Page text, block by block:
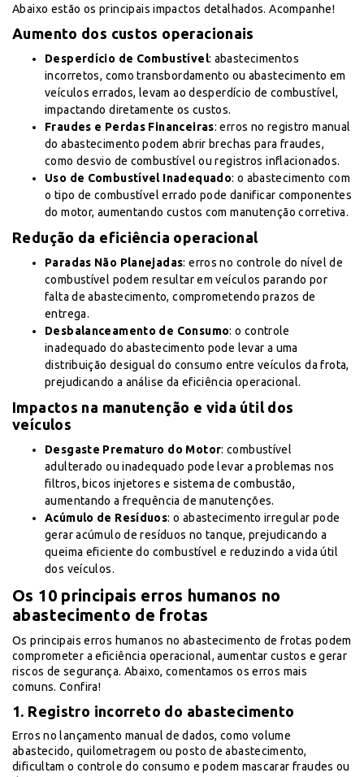
Abaixo estão os principais impactos detalhados. Acompanhe!
Aumento dos custos operacionais
Desperdício de Combustível: abastecimentos
incorretos, como transbordamento ou abastecimento em
veículos errados, levam ao desperdício de combustível,
impactando diretamente os custos.
Fraudes e Perdas Financeiras: erros no registro manual
do abastecimento podem abrir brechas para fraudes,
como desvio de combustível ou registros inflacionados.
Uso de Combustível Inadequado: o abastecimento com
o tipo de combustível errado pode danificar componentes
do motor, aumentando custos com manutenção corretiva.
Redução da eficiência operacional
Paradas Não Planejadas: erros no controle do nível de
combustível podem resultar em veículos parando por
falta de abastecimento, comprometendo prazos de
entrega.
Desbalanceamento de Consumo: o controle
inadequado do abastecimento pode levar a uma
distribuição desigual do consumo entre veículos da frota,
prejudicando a análise da eficiência operacional.
Impactos na manutenção e vida útil dos
veículos
Desgaste Prematuro do Motor: combustível
adulterado ou inadequado pode levar a problemas nos
filtros, bicos injetores e sistema de combustão,
aumentando a frequência de manutenções.
Acúmulo de Resíduos: o abastecimento irregular pode
gerar acúmulo de resíduos no tanque, prejudicando a
queima eficiente do combustível e reduzindo a vida útil
dos veículos.
Os 10 principais erros humanos no
abastecimento de frotas
Os principais erros humanos no abastecimento de frotas podem
comprometer a eficiência operacional, aumentar custos e gerar
riscos de segurança. Abaixo, comentamos os erros mais
comuns. Confira!
1. Registro incorreto do abastecimento
Erros no lançamento manual de dados, como volume
abastecido, quilometragem ou posto de abastecimento,
dificultam o controle do consumo e podem mascarar fraudes ou